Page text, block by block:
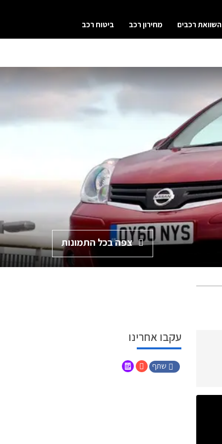
השוואת רכבים מחירון רכב ביטוח רכב
צפה בכל התמונות
עקבו אחרינו
שתף